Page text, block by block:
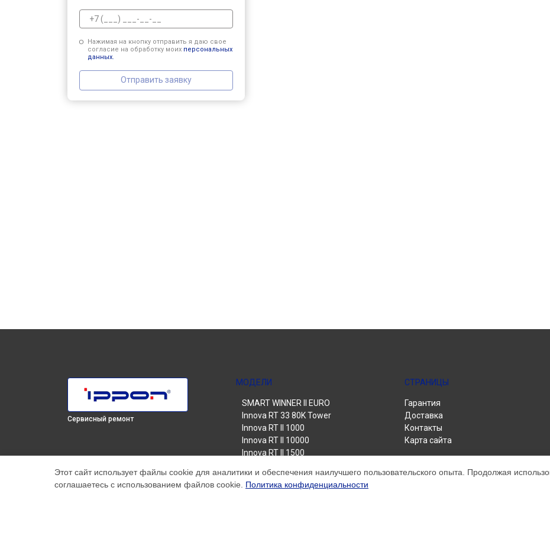
Нажимая на кнопку отправить я даю свое
согласие на обработку моих персональных
данных.
Отправить заявку
Сервисный ремонт
МОДЕЛИ
SMART WINNER II EURO
Innova RT 33 80K Tower
Innova RT II 1000
Innova RT II 10000
Innova RT II 1500
Innova RT II 6000
Smart Power Pro II
СТРАНИЦЫ
Гарантия
Доставка
Контакты
Карта сайта
Этот сайт использует файлы cookie для аналитики и обеспечения наилучшего пользовательского опыта. Продолжая
соглашаетесь с использованием файлов cookie. Политика конфиденциальности